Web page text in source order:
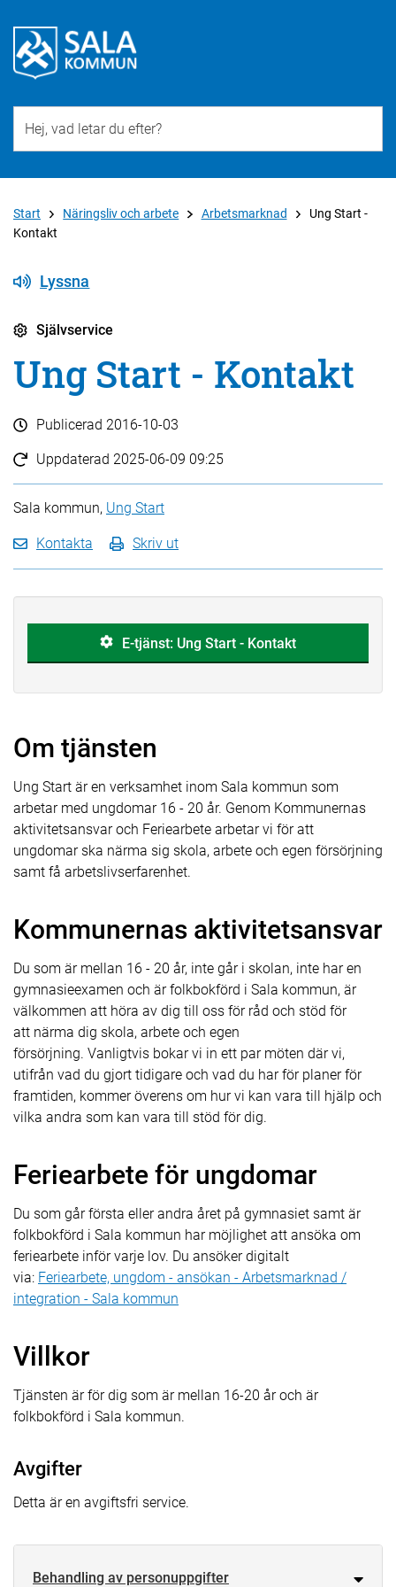
Start Näringsliv och arbete Arbetsmarknad
Ung Start -
Kontakt
Lyssna
Självservice
Ung Start - Kontakt
Publicerad 2016-10-03
Uppdaterad 2025-06-09 09:25
Sala kommun, Ung Start
Kontakta Skriv ut
E-tjänst: Ung Start - Kontakt
Om tjänsten
Ung Start är en verksamhet inom Sala kommun som
arbetar med ungdomar 16 - 20 år. Genom Kommunernas
aktivitetsansvar och Feriearbete arbetar vi för att
ungdomar ska närma sig skola, arbete och egen försörjning
samt få arbetslivserfarenhet.
Kommunernas aktivitetsansvar
Du som är mellan 16 - 20 år, inte går i skolan, inte har en
gymnasieexamen och är folkbokförd i Sala kommun, är
välkommen att höra av dig till oss för råd och stöd för
att närma dig skola, arbete och egen
försörjning. Vanligtvis bokar vi in ett par möten där vi,
utifrån vad du gjort tidigare och vad du har för planer för
framtiden, kommer överens om hur vi kan vara till hjälp och
vilka andra som kan vara till stöd för dig.
Feriearbete för ungdomar
Du som går första eller andra året på gymnasiet samt är
folkbokförd i Sala kommun har möjlighet att ansöka om
feriearbete inför varje lov. Du ansöker digitalt
via: Feriearbete, ungdom - ansökan - Arbetsmarknad /
integration - Sala kommun
Villkor
Tjänsten är för dig som är mellan 16-20 år och är
folkbokförd i Sala kommun.
Avgifter
Detta är en avgiftsfri service.
Behandling av personuppgifter